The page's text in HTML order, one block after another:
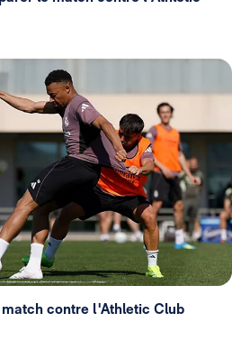
contre l'Athletic Club